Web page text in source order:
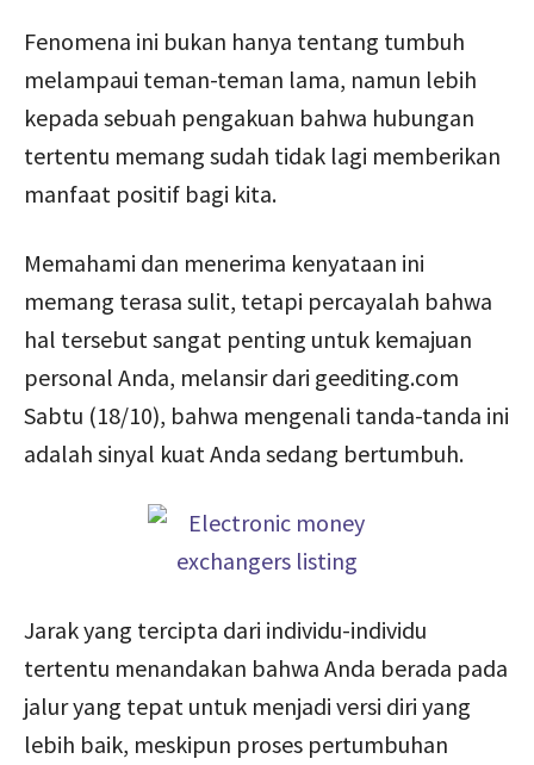
Fenomena ini bukan hanya tentang tumbuh
melampaui teman-teman lama, namun lebih
kepada sebuah pengakuan bahwa hubungan
tertentu memang sudah tidak lagi memberikan
manfaat positif bagi kita.
Memahami dan menerima kenyataan ini
memang terasa sulit, tetapi percayalah bahwa
hal tersebut sangat penting untuk kemajuan
personal Anda, melansir dari geediting.com
Sabtu (18/10), bahwa mengenali tanda-tanda ini
adalah sinyal kuat Anda sedang bertumbuh.
Jarak yang tercipta dari individu-individu
tertentu menandakan bahwa Anda berada pada
jalur yang tepat untuk menjadi versi diri yang
lebih baik, meskipun proses pertumbuhan